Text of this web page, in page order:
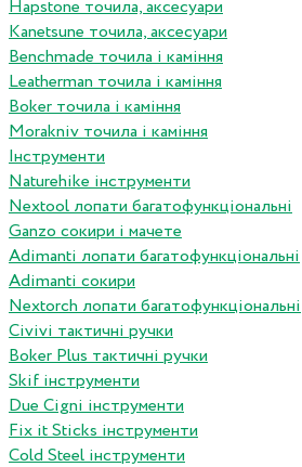
Hapstone точила, аксесуари
Kanetsune точила, аксесуари
Benchmade точила і каміння
Leatherman точила і каміння
Boker точила і каміння
Morakniv точила і каміння
Інструменти
Naturehike інструменти
Nextool лопати багатофункціональні
Ganzo сокири і мачете
Adimanti лопати багатофункціональні
Adimanti сокири
Nextorch лопати багатофункціональні
Сivivi тактичні ручки
Boker Plus тактичні ручки
Skif інструменти
Due Cigni інструменти
Fix it Sticks інструменти
Сold Steel інструменти